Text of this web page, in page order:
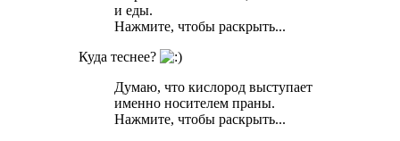
и еды.
Нажмите, чтобы раскрыть...
Куда теснее?
Думаю, что кислород выступает
именно носителем праны.
Нажмите, чтобы раскрыть...